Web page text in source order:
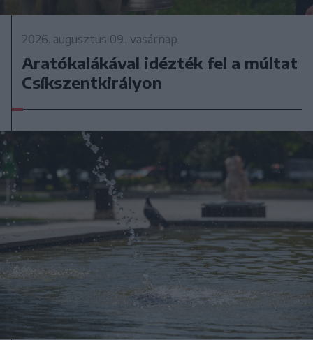
2026. augusztus 09., vasárnap
Aratókalákával idézték fel a múltat
Csíkszentkirályon